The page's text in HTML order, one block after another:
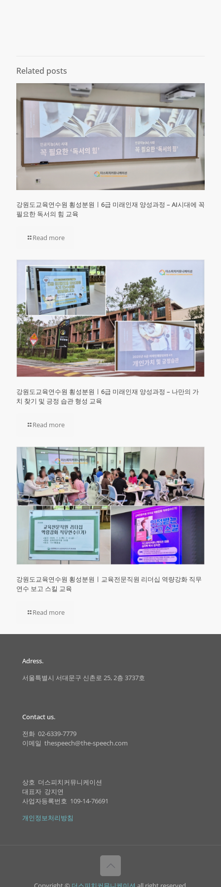
Related posts
강원도교육연수원 횡성분원ㅣ6급 미래인재 양성과정 – AI시대에 꼭
필요한 독서의 힘 교육
Read more
강원도교육연수원 횡성분원ㅣ6급 미래인재 양성과정 – 나만의 가
치 찾기 및 긍정 습관 형성 교육
Read more
강원도교육연수원 횡성분원ㅣ교육전문직원 리더십 역량강화 직무
연수 보고 스킬 교육
Read more
Adress.
서울특별시 서대문구 신촌로 25, 2층 3737호
Contact us.
전화 02-6339-7779
이메일 thespeech@the-speech.com
상호 더스피치커뮤니케이션
대표자 강지연
사업자등록번호 109-14-76691
개인정보처리방침